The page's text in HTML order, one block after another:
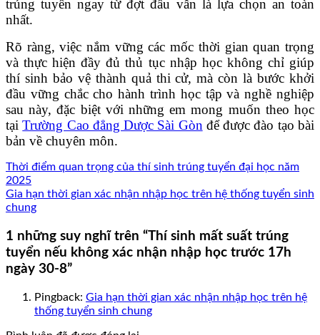
trúng tuyển ngay từ đợt đầu vẫn là lựa chọn an toàn
nhất.
Rõ ràng, việc nắm vững các mốc thời gian quan trọng
và thực hiện đầy đủ thủ tục nhập học không chỉ giúp
thí sinh bảo vệ thành quả thi cử, mà còn là bước khởi
đầu vững chắc cho hành trình học tập và nghề nghiệp
sau này, đặc biệt với những em mong muốn theo học
tạiTrường Cao đẳng Dược Sài Gònđể được đào tạo bài
bản về chuyên môn.
Thời điểm quan trọng của thí sinh trúng tuyển đại học năm
2025
Gia hạn thời gian xác nhận nhập học trên hệ thống tuyển sinh
chung
1 những suy nghĩ trên “Thí sinh mất suất trúng
tuyển nếu không xác nhận nhập học trước 17h
ngày 30-8”
Pingback: Gia hạn thời gian xác nhận nhập học trên hệ
thống tuyển sinh chung